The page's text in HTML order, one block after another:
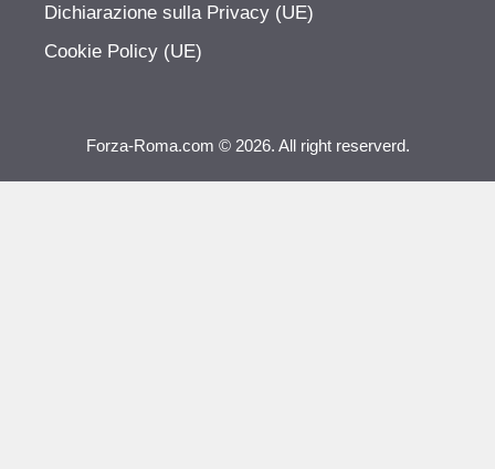
Dichiarazione sulla Privacy (UE)
Cookie Policy (UE)
Forza-Roma.com © 2026. All right reserverd.